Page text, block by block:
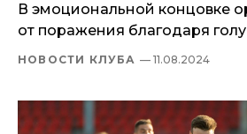
В эмоциональной концовке
от поражения благодаря
НОВОСТИ КЛУБА — 11.08.2024